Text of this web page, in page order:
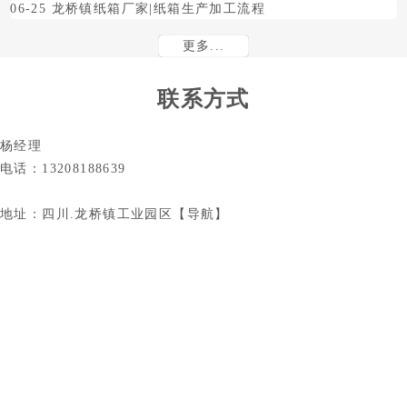
06-25 龙桥镇纸箱厂家|纸箱生产加工流程
更多...
联系方式
杨经理
电话：13208188639
地址：四川.龙桥镇工业园区【 导航 】